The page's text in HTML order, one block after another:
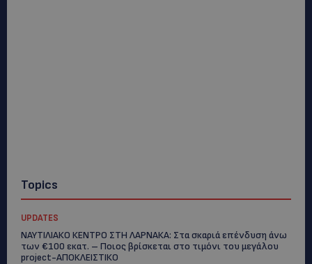
Topics
UPDATES
ΝΑΥΤΙΛΙΑΚΟ ΚΕΝΤΡΟ ΣΤΗ ΛΑΡΝΑΚΑ: Στα σκαριά επένδυση άνω
των €100 εκατ. – Ποιος βρίσκεται στο τιμόνι του μεγάλου
project-ΑΠΟΚΛΕΙΣΤΙΚΟ